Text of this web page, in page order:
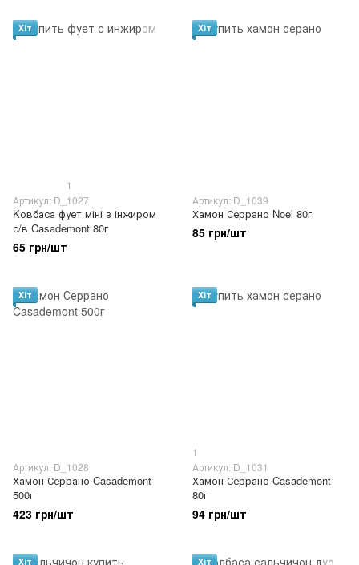
Хіт
1
Артикул: D_1027
Kовбаса фует міні з інжиром
с/в Casademont 80г
65 грн/шт
Хіт
Артикул: D_1039
Хамон Серрано Noel 80г
85 грн/шт
Хіт
Артикул: D_1028
Хамон Серрано Casademont
500г
423 грн/шт
Хіт
1
Артикул: D_1031
Хамон Серрано Casademont
80г
94 грн/шт
Хіт Хіт